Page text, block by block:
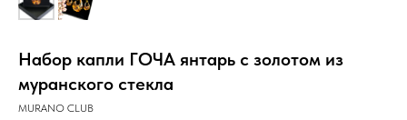
Набор капли ГОЧА янтарь с золотом из
муранского стекла
MURANO CLUB